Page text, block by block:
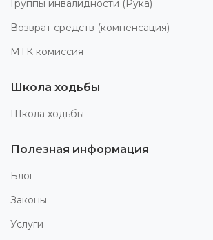
Группы инвалидности (Рука)
Возврат средств (компенсация)
МТК комиссия
Школа ходьбы
Школа ходьбы
Полезная информация
Блог
Законы
Услуги